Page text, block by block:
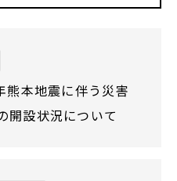
熊本地震に伴う災害
開設状況について